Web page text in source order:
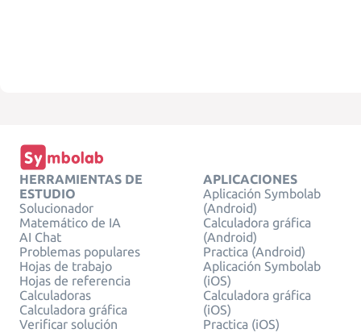
HERRAMIENTAS DE
ESTUDIO
Solucionador
Matemático de IA
AI Chat
Problemas populares
Hojas de trabajo
Hojas de referencia
Calculadoras
Calculadora gráfica
Verificar solución
APLICACIONES
Aplicación Symbolab
(Android)
Calculadora gráfica
(Android)
Practica (Android)
Aplicación Symbolab
(iOS)
Calculadora gráfica
(iOS)
Practica (iOS)